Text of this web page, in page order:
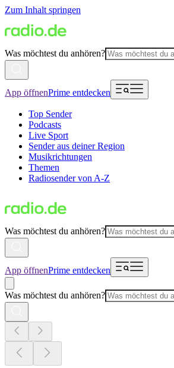
Zum Inhalt springen
Was möchtest du anhören?
App öffnenPrime entdecken
Top Sender
Podcasts
Live Sport
Sender aus deiner Region
Musikrichtungen
Themen
Radiosender von A-Z
Was möchtest du anhören?
App öffnenPrime entdecken
Was möchtest du anhören?